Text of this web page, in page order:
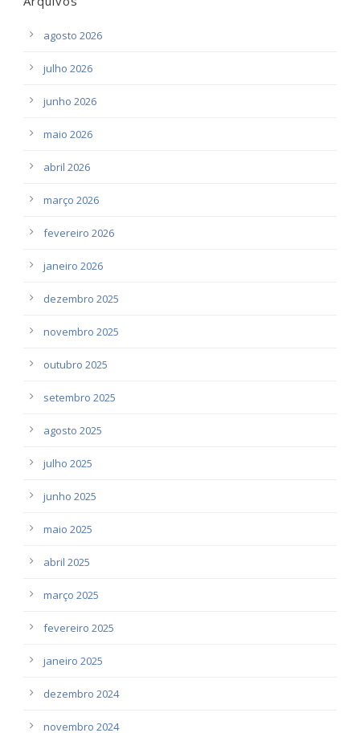
agosto 2026
julho 2026
junho 2026
maio 2026
abril 2026
março 2026
fevereiro 2026
janeiro 2026
dezembro 2025
novembro 2025
outubro 2025
setembro 2025
agosto 2025
julho 2025
junho 2025
maio 2025
abril 2025
março 2025
fevereiro 2025
janeiro 2025
dezembro 2024
novembro 2024